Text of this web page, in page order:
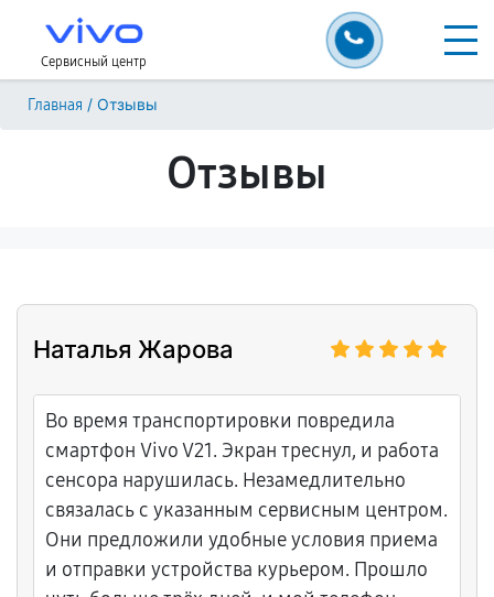
Сервисный центр
Главная / Отзывы
Отзывы
Наталья Жарова
Во время транспортировки повредила
смартфон Vivo V21. Экран треснул, и работа
сенсора нарушилась. Незамедлительно
связалась с указанным сервисным центром.
Они предложили удобные условия приема
и отправки устройства курьером. Прошло